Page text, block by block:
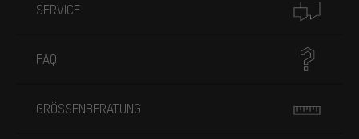
SERVICE
FAQ
GRÖSSENBERATUNG